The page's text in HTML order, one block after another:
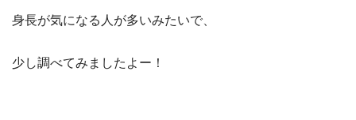
身長が気になる人が多いみたいで、
少し調べてみましたよー！